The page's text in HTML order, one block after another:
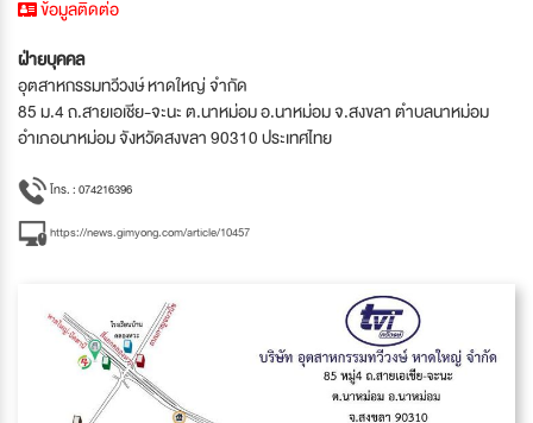
ข้อมูลติดต่อ
ฝ่ายบุคคล
อุตสาหกรรมทวีวงษ์ หาดใหญ่ จำกัด
85 ม.4 ถ.สายเอเชีย-จะนะ ต.นาหม่อม อ.นาหม่อม จ.สงขลา ตำบลนาหม่อม
อำเภอนาหม่อม จังหวัดสงขลา 90310 ประเทศไทย
โทร. : 074216396
https://news.gimyong.com/article/10457